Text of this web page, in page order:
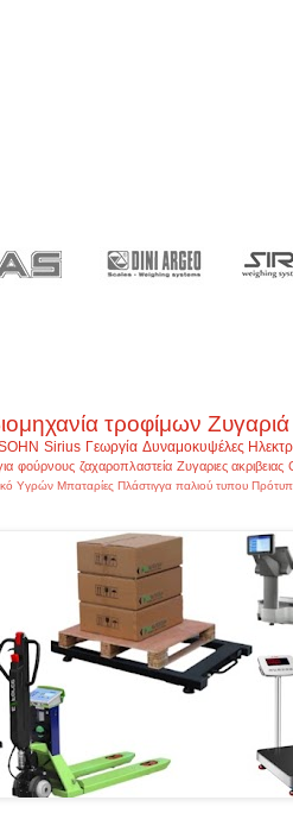
τροφίμων
Sirius Γεωργία Δυναμοκυψέλες
φούρνους ζαχαροπλαστεία Ζυγαριες ακριβειας
Υγρών Μπαταρίες Πλάστιγγα παλιού τυπου